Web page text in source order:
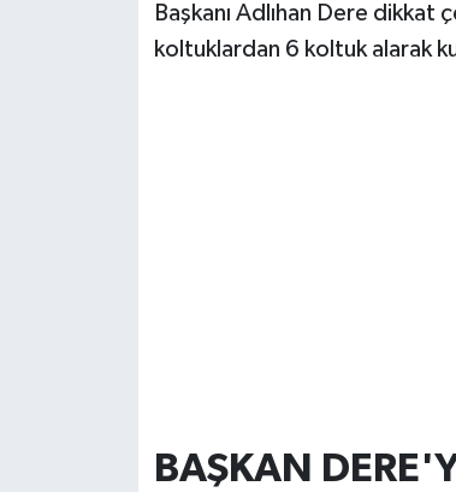
Başkanı Adlıhan Dere
koltuklardan 6 koltuk alarak
BAŞKAN